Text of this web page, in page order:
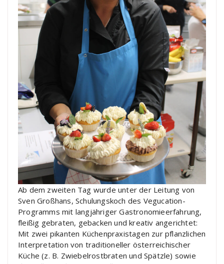
Ab dem zweiten Tag wurde unter der Leitung von
Sven Großhans, Schulungskoch des Vegucation-
Programms mit langjähriger Gastronomieerfahrung,
fleißig gebraten, gebacken und kreativ angerichtet:
Mit zwei pikanten Küchenpraxistagen zur pflanzlichen
Interpretation von traditioneller österreichischer
Küche (z. B. Zwiebelrostbraten und Spätzle) sowie